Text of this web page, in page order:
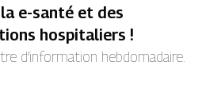
e-santé et des
hospitaliers !
d’information hebdomadaire.